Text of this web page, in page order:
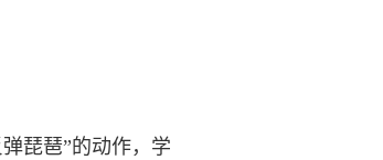
琵琶”的动作，学